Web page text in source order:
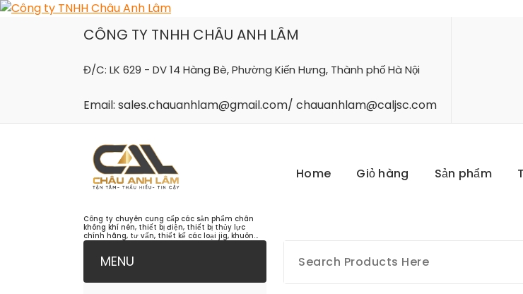
Skip
CÔNG TY TNHH CHÂU ANH LÂM
Đ/C: LK 629 - DV 14 Hàng Bè, Phường Kiến Hưng, Thành phố Hà Nội
Email: sales.chauanhlam@gmail.com/ chauanhlam@caljsc.com
Công ty chuyên cung cấp các sản phẩm chân
không khí nén, thiết bị điện, thiết bị thủy lực
chính hãng, tư vấn, thiết kế các loại jig, khuôn...
Home Giỏ hàng Sản phẩm
MENU